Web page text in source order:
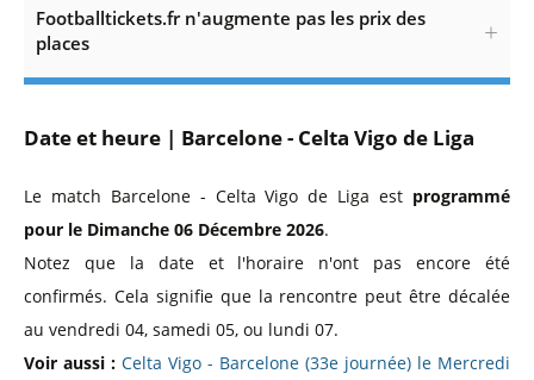
Footballtickets.fr n'augmente pas les prix des
places
Date et heure | Barcelone - Celta Vigo de Liga
Le match Barcelone - Celta Vigo de Liga est programmé
pour le Dimanche 06 Décembre 2026.
Notez que la date et l'horaire n'ont pas encore été
confirmés. Cela signifie que la rencontre peut être décalée
au vendredi 04, samedi 05, ou lundi 07.
Voir aussi : Celta Vigo - Barcelone (33e journée) le Mercredi